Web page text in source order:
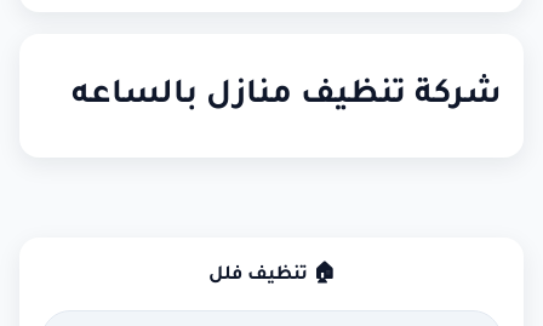
شركة تنظيف منازل بالساعه
🏠 تنظيف فلل